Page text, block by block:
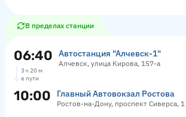
В пределах станции
06:40 Автостанция "Алчевск-1"
Алчевск, улица Кирова, 157-а
3 ч 20 м
в пути
10:00 Главный Автовокзал Ростова
Ростов-на-Дону, проспект Сиверса, 1